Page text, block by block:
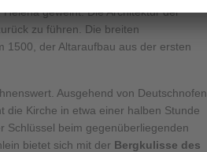
geweiht. Die Architektur der
zu führen. Die breiten
1500, der Altaraufbau aus der ersten
Ausgehend von Deutschnofen
die Kirche in etwa einer halben Stunde
Schlüssel beim gegenüberliegenden
bietet sich mit der Bergkulisse des